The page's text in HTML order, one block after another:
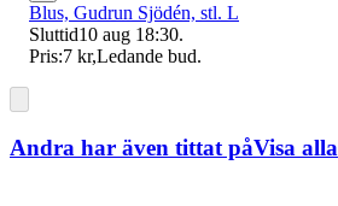
Blus, Gudrun Sjödén, stl. L
Sluttid10 aug 18:30.
Pris:7 kr,Ledande bud.
Andra har även tittat påVisa alla